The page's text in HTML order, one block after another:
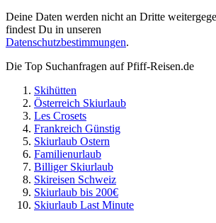
Deine Daten werden nicht an Dritte
findest Du in unseren
Datenschutzbestimmungen.
Die Top Suchanfragen auf Pfiff-Reisen.de
Skihütten
Österreich Skiurlaub
Les Crosets
Frankreich Günstig
Skiurlaub Ostern
Familienurlaub
Billiger Skiurlaub
Skireisen Schweiz
Skiurlaub bis 200€
Skiurlaub Last Minute